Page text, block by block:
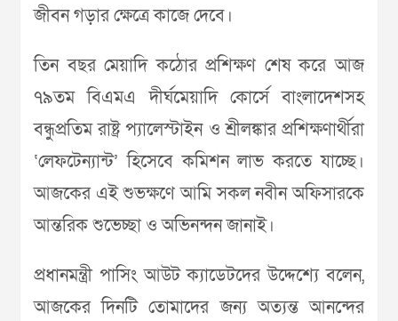
জীবন গড়ার ক্ষেত্রে কাজে দেবে।
তিন বছর মেয়াদি কঠোর প্রশিক্ষণ শেষ করে আজ
৭৯তম বিএমএ দীর্ঘমেয়াদি কোর্সে বাংলাদেশসহ
বন্ধুপ্রতিম রাষ্ট্র প্যালেস্টাইন ও শ্রীলঙ্কার প্রশিক্ষণার্থীরা
‘লেফটেন্যান্ট’ হিসেবে কমিশন লাভ করতে যাচ্ছে।
আজকের এই শুভক্ষণে আমি সকল নবীন অফিসারকে
আন্তরিক শুভেচ্ছা ও অভিনন্দন জানাই।
প্রধানমন্ত্রী পাসিং আউট ক্যাডেটদের উদ্দেশ্যে বলেন,
আজকের দিনটি তোমাদের জন্য অত্যন্ত আনন্দের